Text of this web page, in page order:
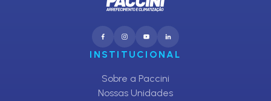
INSTITUCIONAL
Sobre a Paccini
Nossas Unidades